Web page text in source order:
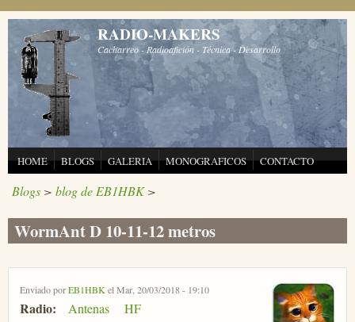
Pasar al contenido principal
RADIO-MAKERS
Cacharreo - Radioafición - Técnica - Desarrollo
HOME BLOGS GALERIA MONOGRAFICOS CONTACTO
Blogs > blog de EB1HBK>
WormAnt D 10-11-12 metros
Enviado porEB1HBK el Mar, 20/03/2018 - 19:10
Radio: Antenas HF